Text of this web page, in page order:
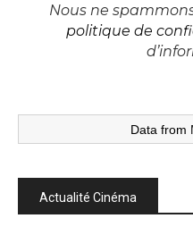
Nous ne
politique de
Data from
Actualité Cinéma